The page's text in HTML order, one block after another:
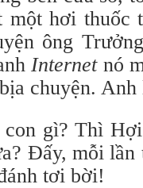
hơi thuốc
ông
Internetnó
chuyện.
con gì? Thì
Đấy, mỗi
tơi bời!